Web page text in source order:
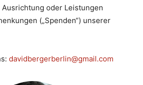
oder Leistungen
(„Spenden“) unserer
davidbergerberlin@gmail.com